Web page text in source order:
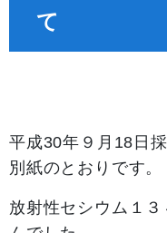
て
平成30年９月18 日
別紙のとおりです。
放射性セシウム１